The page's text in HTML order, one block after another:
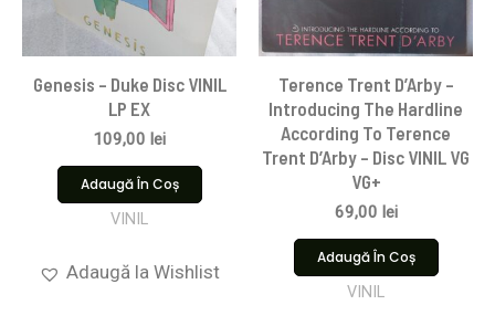
Genesis – Duke Disc VINIL
LP EX
109,00 lei
Adaugă În Coș
VINIL
Adaugă la Wishlist
Terence Trent D’Arby –
Introducing The Hardline
According To Terence
Trent D’Arby – Disc VINIL VG
VG+
69,00 lei
Adaugă În Coș
VINIL